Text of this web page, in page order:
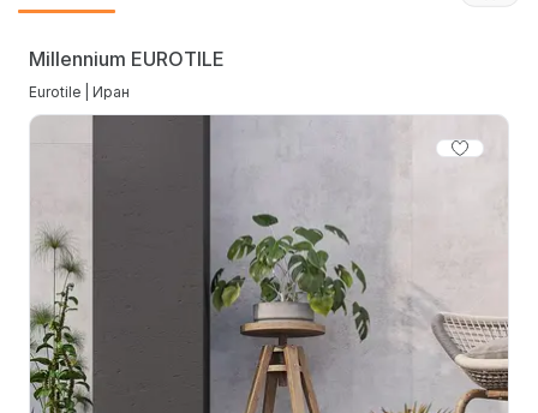
Millennium EUROTILE
Eurotile | Иран